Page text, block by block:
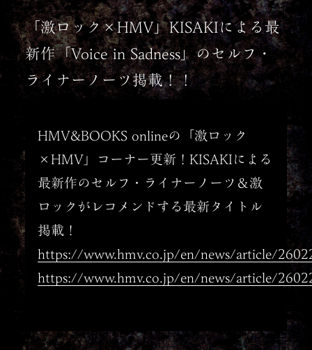
「激ロック×HMV」KISAKIによる最
新作「Voice in Sadness」のセルフ・
ライナーノーツ掲載！！
HMV&BOOKS onlineの「激ロック
×HMV」コーナー更新！KISAKIによる
最新作のセルフ・ライナーノーツ＆激
ロックがレコメンドする最新タイトル
掲載！
https://www.hmv.co.jp/en/news/article/
https://www.hmv.co.jp/en/news/article/